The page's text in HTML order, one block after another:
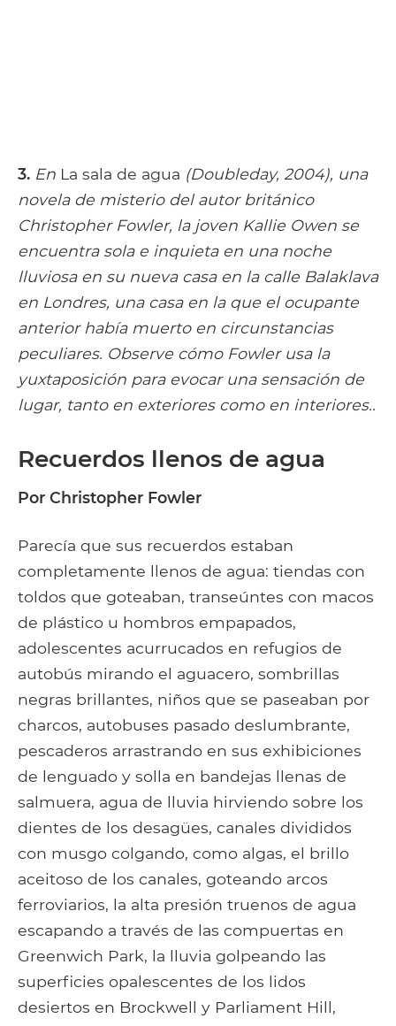
3. En La sala de agua (Doubleday, 2004), una
novela de misterio del autor británico
Christopher Fowler, la joven Kallie Owen se
encuentra sola e inquieta en una noche
lluviosa en su nueva casa en la calle Balaklava
en Londres, una casa en la que el ocupante
anterior había muerto en circunstancias
peculiares. Observe cómo Fowler usa la
yuxtaposición para evocar una sensación de
lugar, tanto en exteriores como en interiores..
Recuerdos llenos de agua
Por Christopher Fowler
Parecía que sus recuerdos estaban
completamente llenos de agua: tiendas con
toldos que goteaban, transeúntes con macos
de plástico u hombros empapados,
adolescentes acurrucados en refugios de
autobús mirando el aguacero, sombrillas
negras brillantes, niños que se paseaban por
charcos, autobuses pasado deslumbrante,
pescaderos arrastrando en sus exhibiciones
de lenguado y solla en bandejas llenas de
salmuera, agua de lluvia hirviendo sobre los
dientes de los desagües, canales divididos
con musgo colgando, como algas, el brillo
aceitoso de los canales, goteando arcos
ferroviarios, la alta presión truenos de agua
escapando a través de las compuertas en
Greenwich Park, la lluvia golpeando las
superficies opalescentes de los lidos
desiertos en Brockwell y Parliament Hill,